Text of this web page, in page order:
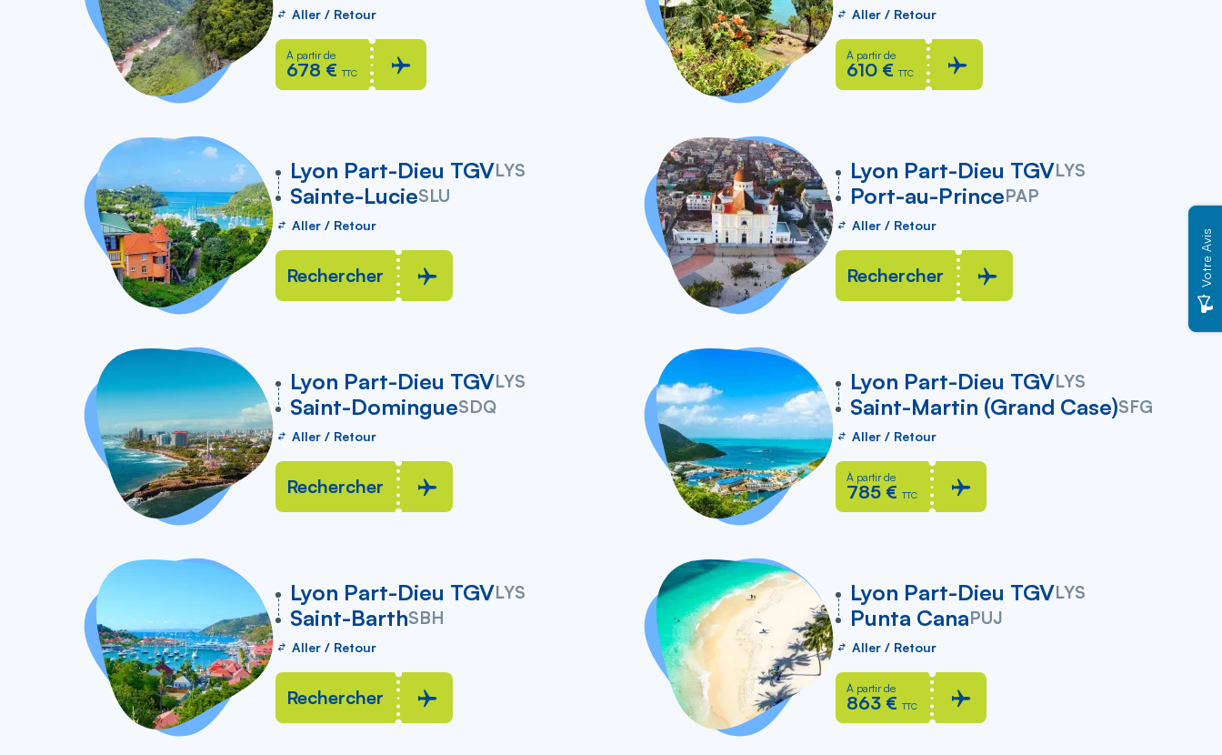
Aller / Retour
À partir de
678 € TTC
Aller / Retour
À partir de
610 € TTC
Lyon Part-Dieu TGVLYS
vers
Sainte-LucieSLU
Aller / Retour
Rechercher
Lyon Part-Dieu TGVLYS
vers
Port-au-PrincePAP
Aller / Retour
Rechercher
Lyon Part-Dieu TGVLYS
vers
Saint-DomingueSDQ
Aller / Retour
Rechercher
Lyon Part-Dieu TGVLYS
vers
Saint-Martin (Grand Case)SFG
Aller / Retour
À partir de
785 € TTC
Lyon Part-Dieu TGVLYS
vers
Saint-BarthSBH
Aller / Retour
Rechercher
Lyon Part-Dieu TGVLYS
vers
Punta CanaPUJ
Aller / Retour
À partir de
863 € TTC
Votre Avis